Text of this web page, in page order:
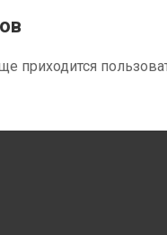
приходится